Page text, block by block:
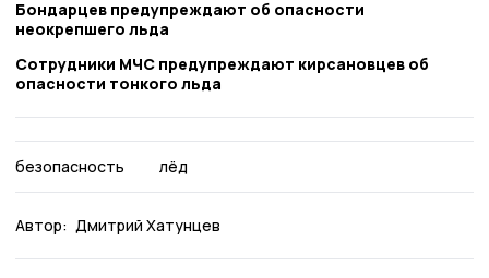
Бондарцев предупреждают об опасности
неокрепшего льда
Сотрудники МЧС предупреждают кирсановцев об
опасности тонкого льда
безопасность лёд
Автор: Дмитрий Хатунцев